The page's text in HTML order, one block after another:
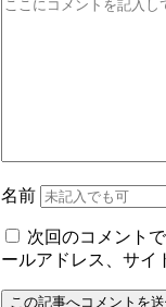
名前
次回のコメント
ールアドレス、サイ